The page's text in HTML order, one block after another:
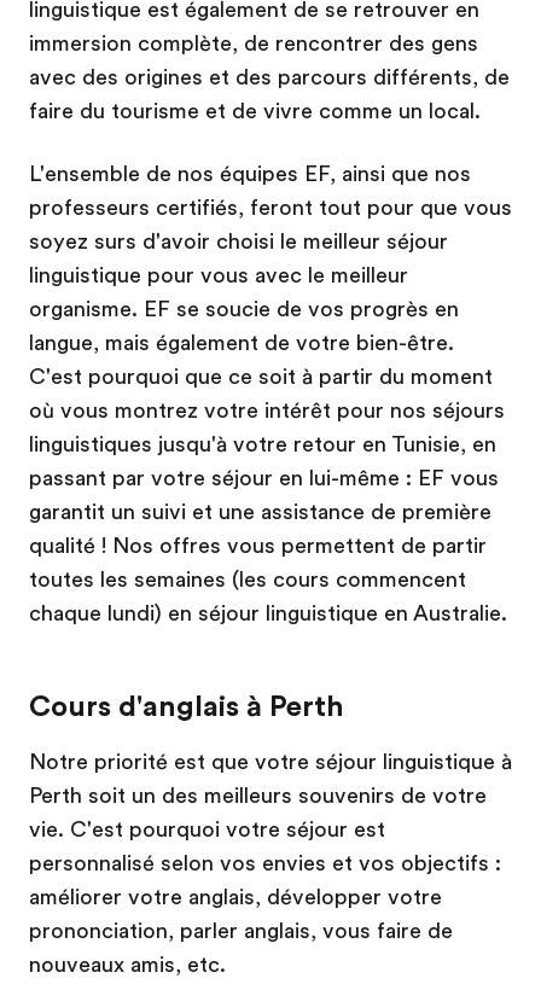
linguistique est également de se retrouver en
immersion complète, de rencontrer des gens
avec des origines et des parcours différents, de
faire du tourisme et de vivre comme un local.
L'ensemble de nos équipes EF, ainsi que nos
professeurs certifiés, feront tout pour que vous
soyez surs d'avoir choisi le meilleur séjour
linguistique pour vous avec le meilleur
organisme. EF se soucie de vos progrès en
langue, mais également de votre bien-être.
C'est pourquoi que ce soit à partir du moment
où vous montrez votre intérêt pour nos séjours
linguistiques jusqu'à votre retour en Tunisie, en
passant par votre séjour en lui-même : EF vous
garantit un suivi et une assistance de première
qualité ! Nos offres vous permettent de partir
toutes les semaines (les cours commencent
chaque lundi) en séjour linguistique en Australie.
Cours d'anglais à Perth
Notre priorité est que votre séjour linguistique à
Perth soit un des meilleurs souvenirs de votre
vie. C'est pourquoi votre séjour est
personnalisé selon vos envies et vos objectifs :
améliorer votre anglais, développer votre
prononciation, parler anglais, vous faire de
nouveaux amis, etc.